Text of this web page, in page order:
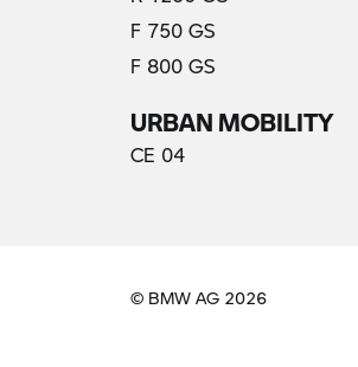
F 750 GS
F 800 GS
URBAN MOBILITY
CE 04
© BMW AG 2026